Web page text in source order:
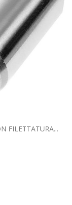
FILETTATURA...